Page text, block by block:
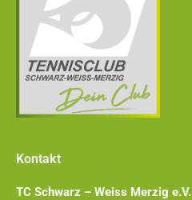
Kontakt
TC Schwarz – Weiss Merzig e.V.